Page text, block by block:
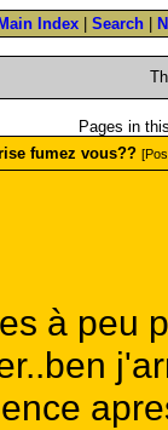
Main Index Search
Pages in
fumez vous??
à peu